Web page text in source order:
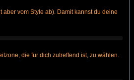
vom Style ab). Damit kannst du deine
die für dich zutreffend ist, zu wählen.